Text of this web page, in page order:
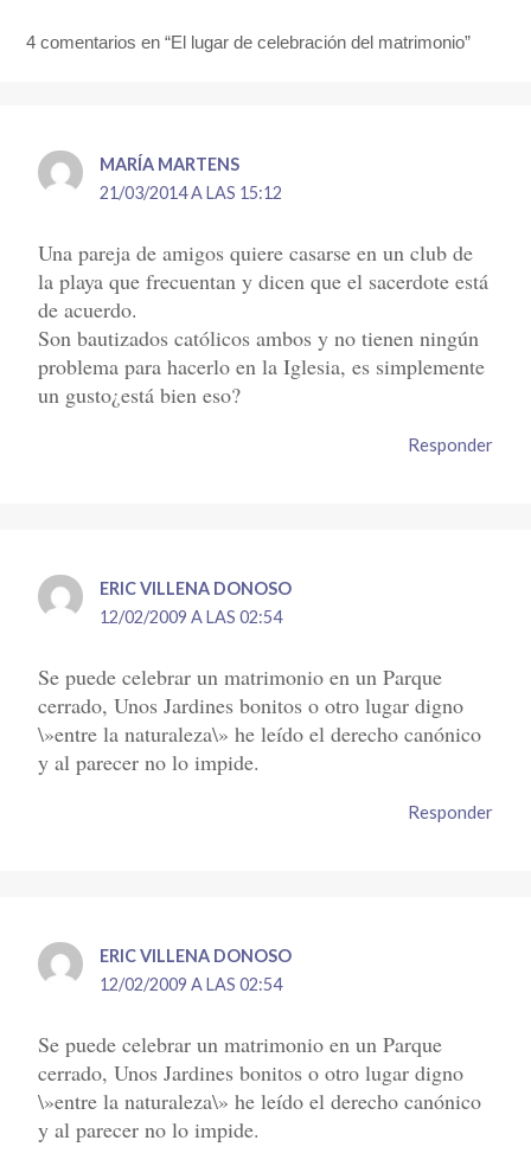
4 comentarios en “El lugar de celebración del matrimonio”
MARÍA MARTENS
21/03/2014 A LAS 15:12
Una pareja de amigos quiere casarse en un club de
la playa que frecuentan y dicen que el sacerdote está
de acuerdo.
Son bautizados católicos ambos y no tienen ningún
problema para hacerlo en la Iglesia, es simplemente
un gusto¿está bien eso?
Responder
ERIC VILLENA DONOSO
12/02/2009 A LAS 02:54
Se puede celebrar un matrimonio en un Parque
cerrado, Unos Jardines bonitos o otro lugar digno
\»entre la naturaleza\» he leído el derecho canónico
y al parecer no lo impide.
Responder
ERIC VILLENA DONOSO
12/02/2009 A LAS 02:54
Se puede celebrar un matrimonio en un Parque
cerrado, Unos Jardines bonitos o otro lugar digno
\»entre la naturaleza\» he leído el derecho canónico
y al parecer no lo impide.